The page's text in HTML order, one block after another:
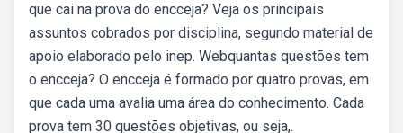
que cai na prova do encceja? Veja os principais
assuntos cobrados por disciplina, segundo material de
apoio elaborado pelo inep. Webquantas questões tem
o encceja? O encceja é formado por quatro provas, em
que cada uma avalia uma área do conhecimento. Cada
prova tem 30 questões objetivas, ou seja,.